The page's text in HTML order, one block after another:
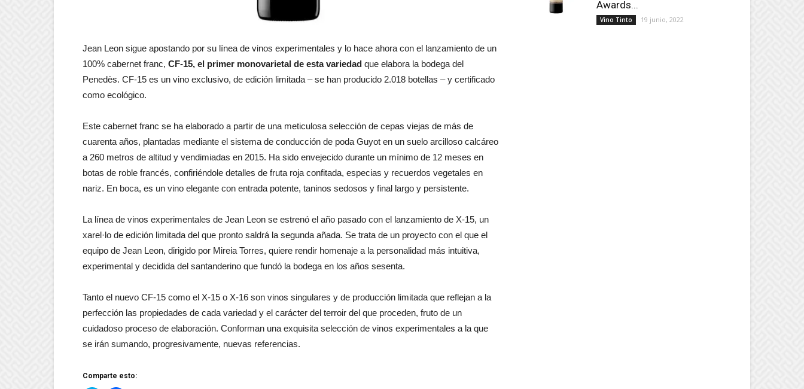
Jean Leon sigue apostando por su línea de vinos experimentales y lo hace ahora con el lanzamiento de un
100% cabernet franc, CF-15, el primer monovarietal de esta variedad que elabora la bodega del
Penedès. CF-15 es un vino exclusivo, de edición limitada – se han producido 2.018 botellas – y certificado
como ecológico.
Este cabernet franc se ha elaborado a partir de una meticulosa selección de cepas viejas de más de
cuarenta años, plantadas mediante el sistema de conducción de poda Guyot en un suelo arcilloso calcáreo
a 260 metros de altitud y vendimiadas en 2015. Ha sido envejecido durante un mínimo de 12 meses en
botas de roble francés, confiriéndole detalles de fruta roja confitada, especias y recuerdos vegetales en
nariz. En boca, es un vino elegante con entrada potente, taninos sedosos y final largo y persistente.
La línea de vinos experimentales de Jean Leon se estrenó el año pasado con el lanzamiento de X-15, un
xarel·lo de edición limitada del que pronto saldrá la segunda añada. Se trata de un proyecto con el que el
equipo de Jean Leon, dirigido por Mireia Torres, quiere rendir homenaje a la personalidad más intuitiva,
experimental y decidida del santanderino que fundó la bodega en los años sesenta.
Tanto el nuevo CF-15 como el X-15 o X-16 son vinos singulares y de producción limitada que reflejan a la
perfección las propiedades de cada variedad y el carácter del terroir del que proceden, fruto de un
cuidadoso proceso de elaboración. Conforman una exquisita selección de vinos experimentales a la que
se irán sumando, progresivamente, nuevas referencias.
Comparte esto:
Awards...
Vino Tinto 19 junio, 2022